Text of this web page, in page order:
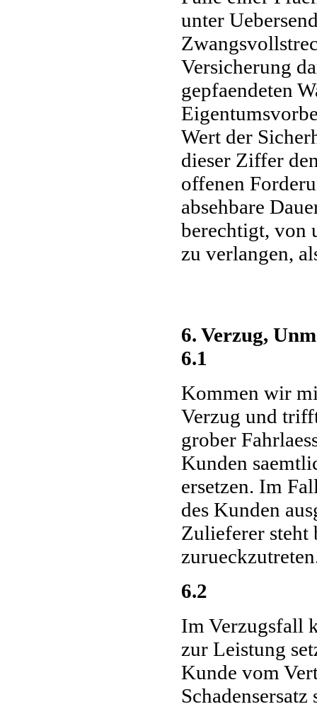
unter
Versicherung
gepfaendeten
Wert der
dieser Ziffer
offenen
absehbare
berechtigt, von
zu verlangen,
6. Verzug,
6.1
Kommen wir
Verzug und
grober
Kunden
ersetzen. Im
des Kunden
Zulieferer steht
6.2
Im Verzugsfall
zur Leistung
Kunde vom